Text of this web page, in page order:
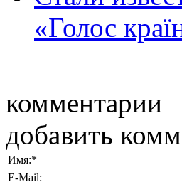
«Голос
комментарии
добавить
Имя:*
E-Mail: